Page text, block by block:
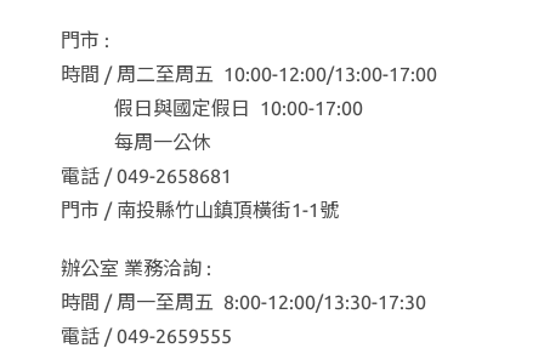
門市 :
時間 / 周二至周五 10:00-12:00/13:00-17:00
假日與國定假日 10:00-17:00
每周一公休
電話 / 049-2658681
門市 / 南投縣竹山鎮頂橫街1-1號
辦公室 業務洽詢 :
時間 / 周一至周五 8:00-12:00/13:30-17:30
電話 / 049-2659555